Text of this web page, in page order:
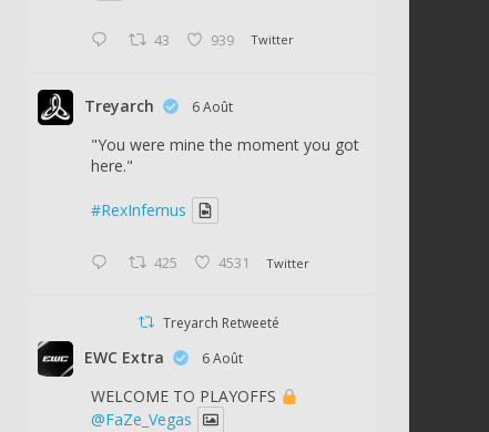
43 939 Twitter
Treyarch 6 Août
"You were mine the moment you got
here."
#RexInfernus
425 4531 Twitter
Treyarch Retweeté
EWC Extra 6 Août
WELCOME TO PLAYOFFS
@FaZe_Vegas